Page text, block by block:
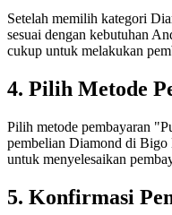
Setelah memilih kategori
sesuai dengan kebutuhan
cukup untuk melakukan
4. Pilih Metode
Pilih metode pembayaran
pembelian Diamond di
untuk menyelesaikan
5. Konfirmasi